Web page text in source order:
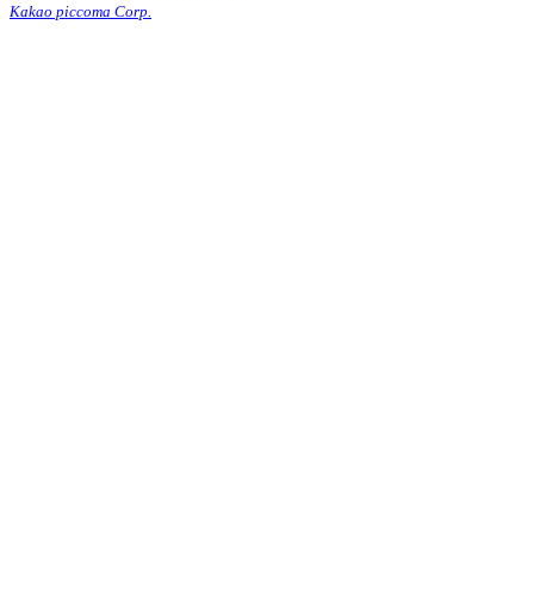
Kakao piccoma Corp.